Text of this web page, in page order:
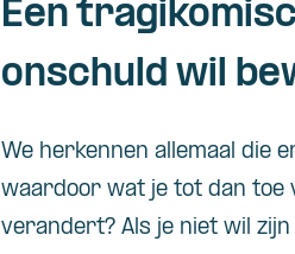
Een
onschuld wil
We herkennen allemaal die
waardoor wat je tot dan toe
verandert? Als je niet wil